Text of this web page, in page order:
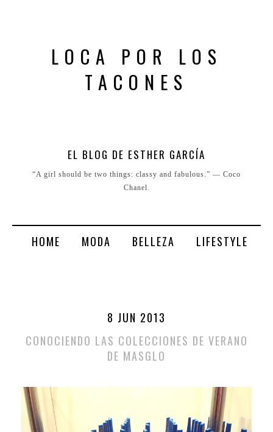
LOCA POR LOS
TACONES
EL BLOG DE ESTHER GARCÍA
“A girl should be two things: classy and fabulous.” ― Coco
Chanel.
HOME MODA BELLEZA LIFESTYLE
8 JUN 2013
CONOCIENDO LAS COLECCIONES DE VERANO
DE MASGLO